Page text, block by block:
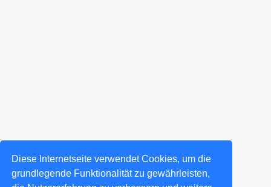
Diese Internetseite verwendet Cookies, um die
grundlegende Funktionalität zu gewährleisten,